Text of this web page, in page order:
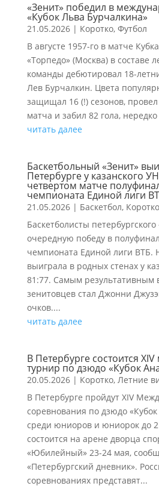
«Зенит» победил в
«Кубок Льва Бурчалкина»
21.05.2026| Коротко, Футбол
В августе 1957-го в матче
«Торпедо» (Москва) в составе
команды дебютировал 18-
Лев Бурчалкин. Цвета
защищал 16 (!) сезонов,
матча и забил 82 гола,
читать далее
Баскетбольный «Зенит»
Петербурге у казанского
четвертом матче
чемпионата Единой лиги
21.05.2026| Баскетбол, Коротко
Баскетболисты
очередную победу в
чемпионата Единой лиги ВТБ.
выиграла в родных стенах у
81:77. Самым результативным
зенитовцев стал Джонни
очков....
читать далее
В Петербурге состоится
турнир по дзюдо «Кубок
20.05.2026| Коротко, Летние
В Петербурге пройдут XIV
соревнования по дзюдо
среди юниоров и юниорок до
состоится на арене дворца
«Юбилейный» 23-24 мая,
«Петербургский дневник».
соревнованиях представят...